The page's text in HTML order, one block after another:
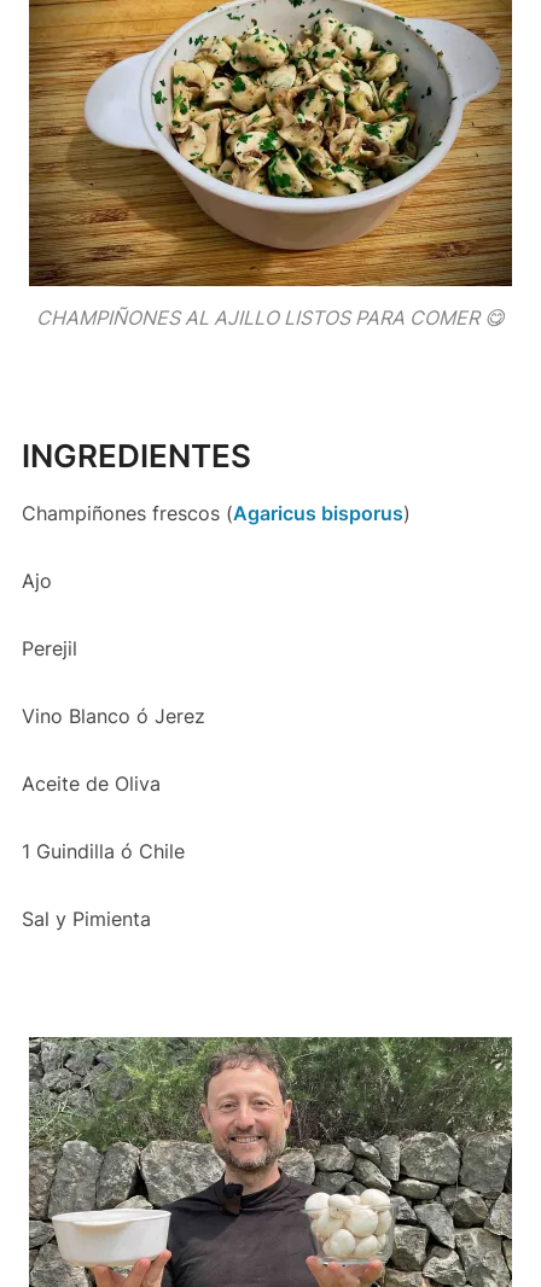
CHAMPIÑONES AL AJILLO LISTOS PARA COMER 😋
INGREDIENTES
Champiñones frescos (Agaricus bisporus)
Ajo
Perejil
Vino Blanco ó Jerez
Aceite de Oliva
1 Guindilla ó Chile
Sal y Pimienta